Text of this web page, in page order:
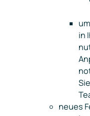
in
neues